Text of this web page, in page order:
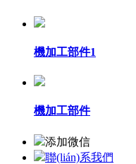
機加工部件1
機加工部件
添加微信
聯(lián)系我們